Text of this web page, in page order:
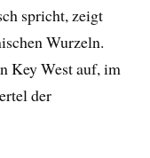
Kind versucht
zunächst
um auf